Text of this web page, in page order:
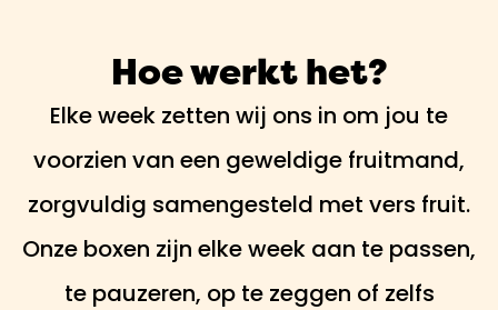
Hoe werkt het?
Elke week zetten wij ons in om jou te
voorzien van een geweldige fruitmand,
zorgvuldig samengesteld met vers fruit.
Onze boxen zijn elke week aan te passen,
te pauzeren, op te zeggen of zelfs